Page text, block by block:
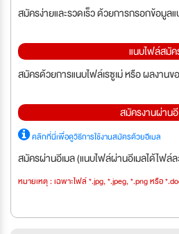
สมัครง่ายและรวดเร็ว ด้วยการกรอกข้อมูล
แนบไฟล์สมั
สมัครด้วยการแนบไฟล์เรซูเม่ หรือ ผลงานข
สมัครงานผ่านอี
คลิกที่นี่เพื่อดูวิธีการใช้งานสมัครด้วยอีเมล
สมัครผ่านอีเมล (แนบไฟล์ผ่านอีเมลได้ไฟล์
หมายเหตุ : เฉพาะไฟล์ *.jpg, *.jpeg, *.png หรือ